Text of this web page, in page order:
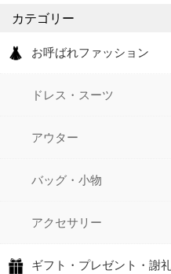
ゲ
ー
カテゴリー
お呼ばれファッション
ドレス・スーツ
アウター
バッグ・小物
アクセサリー
ギフト・プレゼント・謝